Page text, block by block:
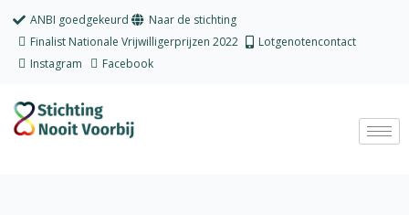
ANBI goedgekeurd
Naar de stichting
Finalist Nationale Vrijwilligerprijzen 2022
Lotgenotencontact
Instagram
Facebook